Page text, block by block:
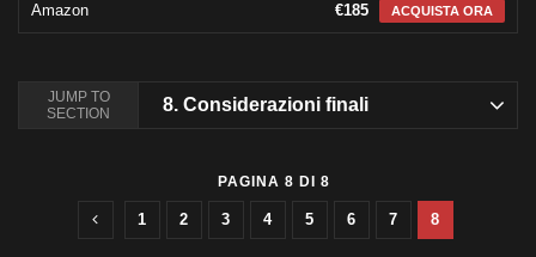
Amazon €185 ACQUISTA ORA
JUMP TO
SECTION
8. Considerazioni finali
PAGINA 8 DI 8
1 2 3 4 5 6 7 8